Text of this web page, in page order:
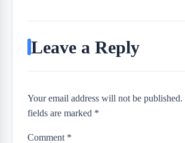
Leave a Reply
Your email address will not be published.
fields are marked *
Comment *